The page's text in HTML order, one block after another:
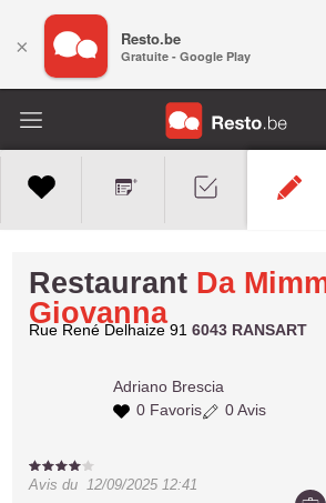
Restaurant Da
Giovanna
Rue René Delhaize 916043 RANSART
Adriano Brescia
0 Favoris
0 Avis
Avis du12/09/2025 12:41
× Resto.be
Gratuite - Google Play